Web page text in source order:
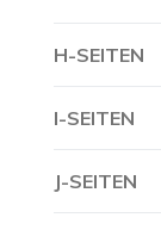
H-SEITEN
I-SEITEN
J-SEITEN